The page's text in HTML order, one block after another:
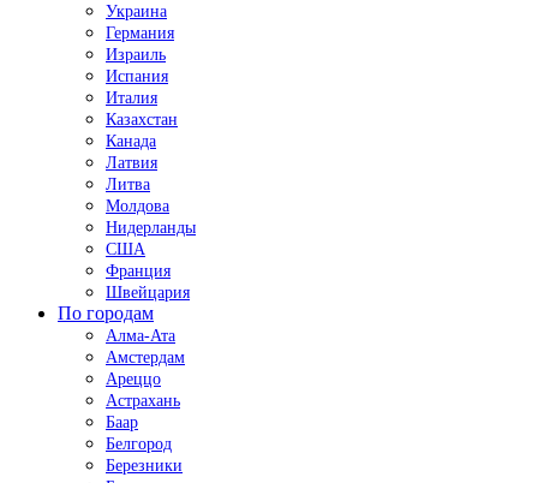
Украина
Германия
Израиль
Испания
Италия
Казахстан
Канада
Латвия
Литва
Молдова
Нидерланды
США
Франция
Швейцария
По городам
Алма-Ата
Амстердам
Ареццо
Астрахань
Баар
Белгород
Березники